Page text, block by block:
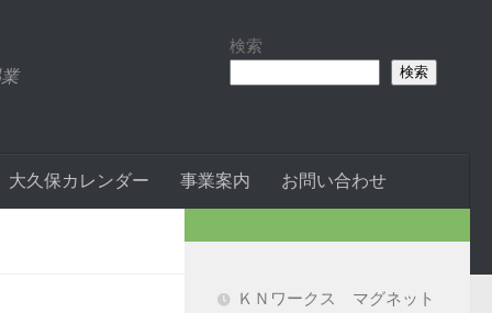
検索
検索
大久保カレンダー 事業案内 お問い合わせ
ＫＮワークス マグネット